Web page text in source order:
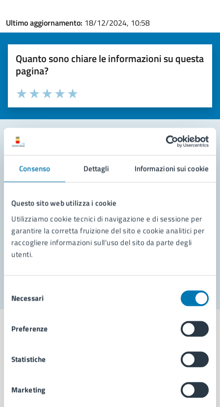
Consenso Dettagli Informazioni sui cookie
Questo sito web utilizza i cookie
Utilizziamo cookie tecnici di navigazione e di sessione per
garantire la corretta fruizione del sito e cookie analitici per
raccogliere informazioni sull'uso del sito da parte degli
utenti.
delNecessari
Preferenze
Statistiche
Marketing
Ultimo aggiornamento: 18/12/2024, 10:58
Quanto sono chiare le informazioni su questa
pagina?
Valuta la chiarezza delle informazioni (da 1 a 5 stelle)
Seleziona il numero di stelle per valutare la chiarezza delle
Valuta 5 stelle su 5
Valuta 4 stelle su 5
Valuta 3 stelle su 5
Valuta 2 stelle su 5
Valuta 1 stelle su 5
Leggi le domande frequenti
Richiedi assistenza
Prenota appuntamento
Problemi in città
Comune di Napoli
AMMINISTRAZIONE